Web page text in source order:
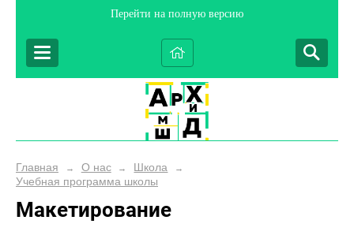
Перейти на полную версию
Главная → О нас → Школа →
Учебная программа школы
Макетирование